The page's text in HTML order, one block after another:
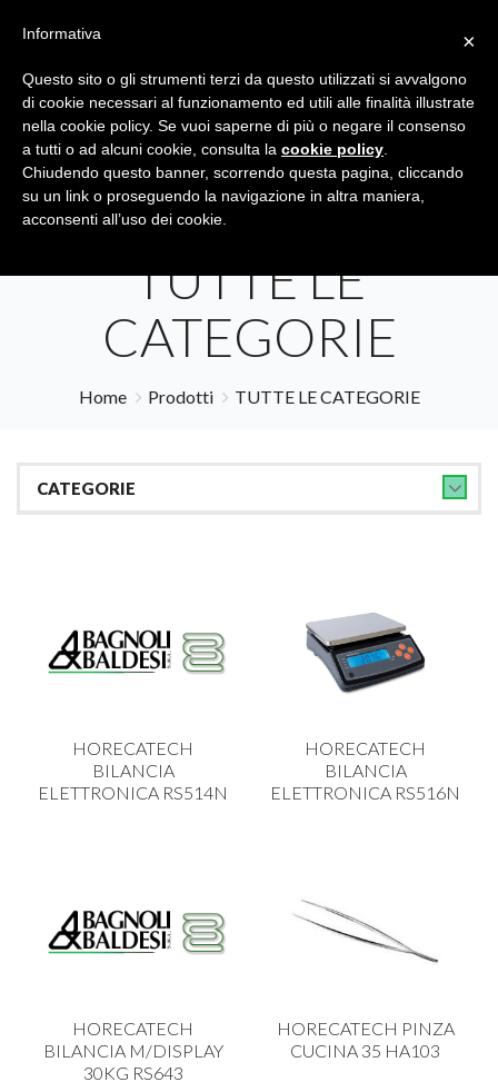
Tutte le categorie Cerca
TUTTE LE
CATEGORIE
Home Prodotti TUTTE LE CATEGORIE
CATEGORIE
ACCESSORI VETRO
BAGNO
BILANCE
BOLLITORI E THERMOS
CALICI E BICCHIERI
CAMPEGGIO E GIARDINO
COLTELLI E POSATE
HORECATECH
BILANCIA
ELETTRONICA RS514N
HORECATECH
BILANCIA
ELETTRONICA RS516N
HORECATECH
BILANCIA M/DISPLAY
30KG RS643
HORECATECH PINZA
CUCINA 35 HA103
×
Informativa
Questo sito o gli strumenti terzi da questo utilizzati si avvalgono
di cookie necessari al funzionamento ed utili alle finalità illustrate
nella cookie policy. Se vuoi saperne di più o negare il consenso
a tutti o ad alcuni cookie, consulta la cookie policy
Chiudendo questo banner, scorrendo questa pagina, cliccando
su un link o proseguendo la navigazione in altra maniera,
acconsenti all’uso dei cookie.